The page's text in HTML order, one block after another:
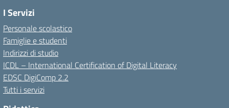
I Servizi
Personale scolastico
Famiglie e studenti
Indirizzi di studio
ICDL – International Certification of Digital Literacy
EDSC DigiComp 2.2
Tutti i servizi